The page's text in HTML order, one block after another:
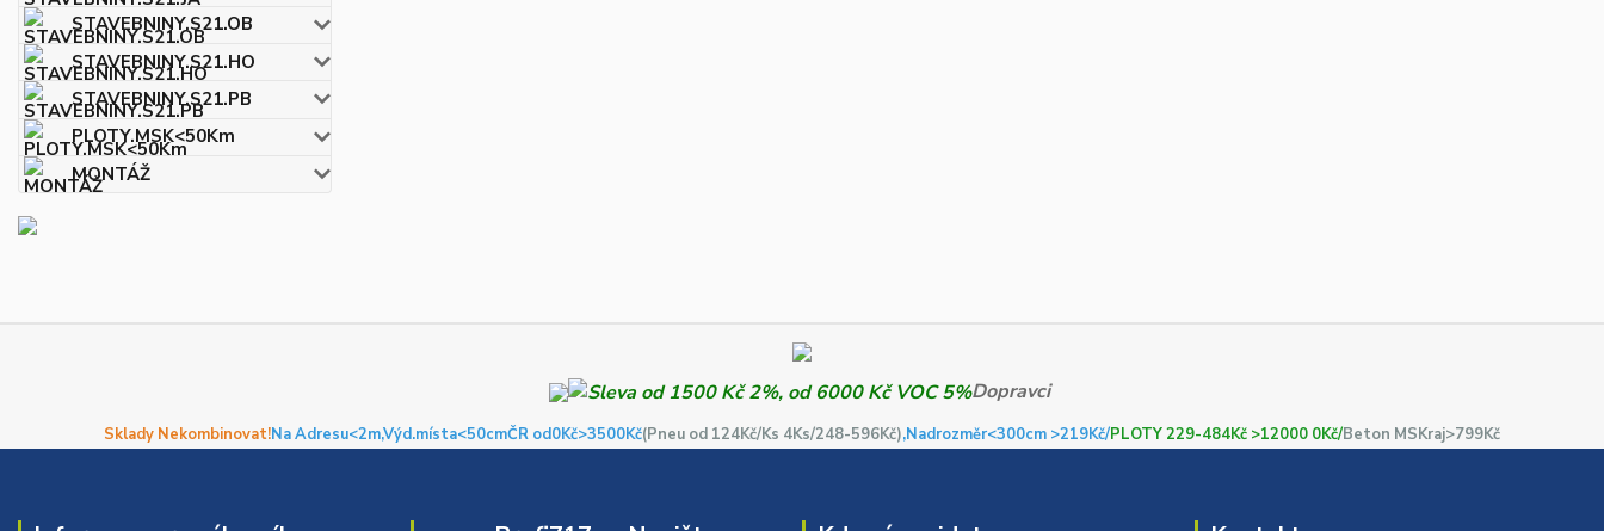
STAVEBNINY.S21.OB
STAVEBNINY.S21.HO
STAVEBNINY.S21.PB
PLOTY.MSK<50Km
MONTÁŽ
Dopravci
Sklady Nekombinovat!Na Adresu<2m,Výd.místa<50cmČR od0Kč>3500Kč(Pneu od 124Kč/Ks 4Ks/248-596Kč),Nadrozměr<300cm >219Kč/PLOTY 229-484Kč >12000 0Kč/Beton MSKraj>799Kč